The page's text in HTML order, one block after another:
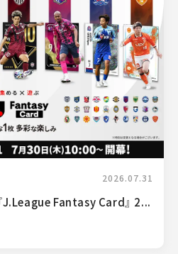
2026.07.31
J.League Fantasy Card』 2...